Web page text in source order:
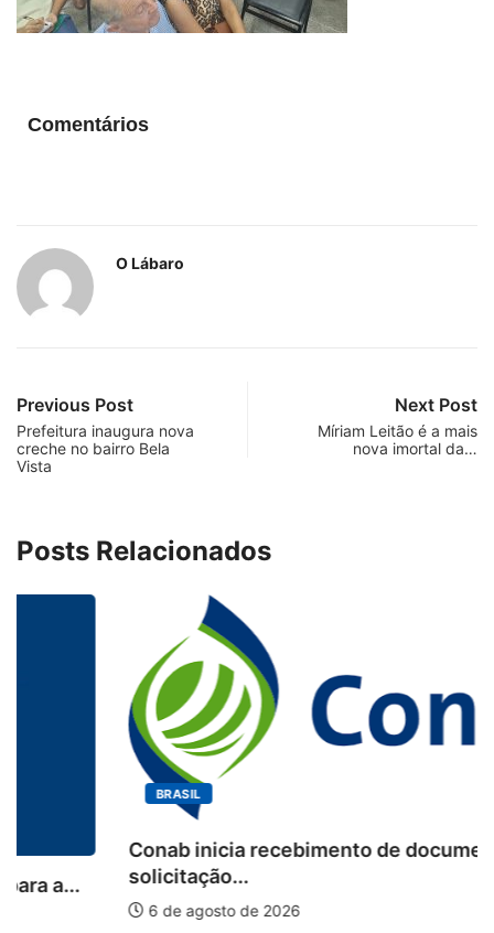
Comentários
O Lábaro
Previous Post
Prefeitura inaugura nova
creche no bairro Bela
Vista
Next Post
Míriam Leitão é a mais
nova imortal da…
Posts Relacionados
Conab inicia recebimento de documentos para
solicitação...
6 de agosto de 2026